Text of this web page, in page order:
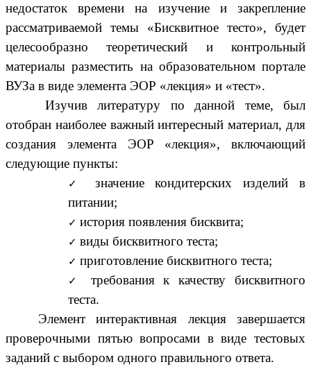
недостаток времени на изучение и закрепление
рассматриваемой темы «Бисквитное тесто», будет
целесообразно теоретический и контрольный
материалы разместить на образовательном портале
ВУЗа в виде элемента ЭОР «лекция» и «тест».
Изучив литературу по данной теме, был
отобран наиболее важный интересный материал, для
создания элемента ЭОР «лекция», включающий
следующие пункты:
значение кондитерских изделий в
питании;
история появления бисквита;
виды бисквитного теста;
приготовление бисквитного теста;
требования к качеству бисквитного
теста.
Элемент интерактивная лекция завершается
проверочными пятью вопросами в виде тестовых
заданий с выбором одного правильного ответа.